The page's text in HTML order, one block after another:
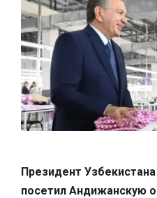
Президент
посетил Андижанскую